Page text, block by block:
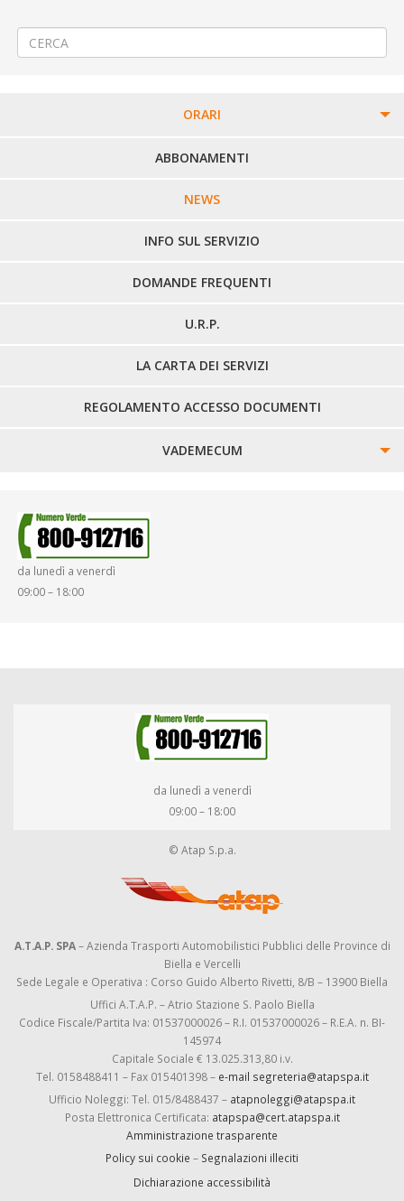
ORARI
PERCORSI URBANI IN BIELLA
LINEE URBANE VERCELLI
LINEE EXTRAURBANE
ABBONAMENTI
NEWS
INFO SUL SERVIZIO
DOMANDE FREQUENTI
U.R.P.
LA CARTA DEI SERVIZI
REGOLAMENTO ACCESSO DOCUMENTI
VADEMECUM
SMARRIMENTO OGGETTI
da lunedì a venerdì
09:00 – 18:00
da lunedì a venerdì
09:00 – 18:00
© Atap S.p.a.
A.T.A.P. SPA– Azienda Trasporti Automobilistici Pubblici delle Province di
Biella e Vercelli
Sede Legale e Operativa : Corso Guido Alberto Rivetti, 8/B – 13900 Biella
Uffici A.T.A.P. – Atrio Stazione S. Paolo Biella
Codice Fiscale/Partita Iva: 01537000026 – R.I. 01537000026 – R.E.A. n. BI-
145974
Capitale Sociale € 13.025.313,80 i.v.
Tel. 0158488411 – Fax 015401398 – e-mail segreteria@atapspa.it
Ufficio Noleggi: Tel. 015/8488437 – atapnoleggi@atapspa.it
Posta Elettronica Certificata: atapspa@cert.atapspa.it
Amministrazione trasparente
Policy sui cookie – Segnalazioni illeciti
Dichiarazione accessibilità